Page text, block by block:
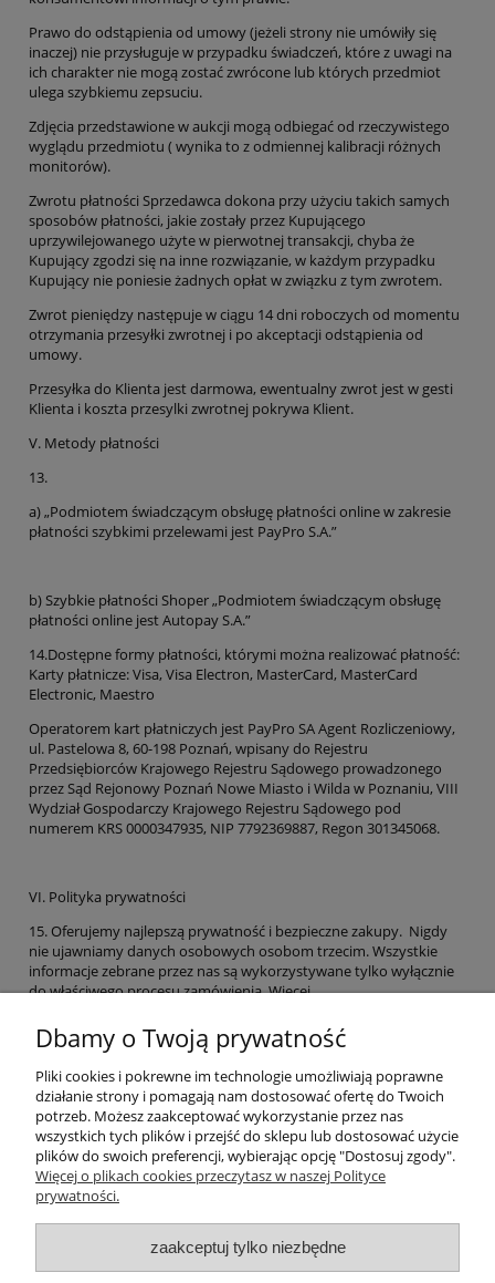
Prawo do odstąpienia od umowy (jeżeli strony nie umówiły się
inaczej) nie przysługuje w przypadku świadczeń, które z uwagi na
ich charakter nie mogą zostać zwrócone lub których przedmiot
ulega szybkiemu zepsuciu.
Zdjęcia przedstawione w aukcji mogą odbiegać od rzeczywistego
wyglądu przedmiotu ( wynika to z odmiennej kalibracji różnych
monitorów).
Zwrotu płatności Sprzedawca dokona przy użyciu takich samych
sposobów płatności, jakie zostały przez Kupującego
uprzywilejowanego użyte w pierwotnej transakcji, chyba że
Kupujący zgodzi się na inne rozwiązanie, w każdym przypadku
Kupujący nie poniesie żadnych opłat w związku z tym zwrotem.
Zwrot pieniędzy następuje w ciągu 14 dni roboczych od momentu
otrzymania przesyłki zwrotnej i po akceptacji odstąpienia od
umowy.
Przesyłka do Klienta jest darmowa, ewentualny zwrot jest w gesti
Klienta i koszta przesylki zwrotnej pokrywa Klient.
V. Metody płatności
13.
a) „Podmiotem świadczącym obsługę płatności online w zakresie
płatności szybkimi przelewami jest PayPro S.A.”
b) Szybkie płatności Shoper „Podmiotem świadczącym obsługę
płatności online jest Autopay S.A.”
14.Dostępne formy płatności, którymi można realizować płatność:
Karty płatnicze: Visa, Visa Electron, MasterCard, MasterCard
Electronic, Maestro
Operatorem kart płatniczych jest PayPro SA Agent Rozliczeniowy,
ul. Pastelowa 8, 60-198 Poznań, wpisany do Rejestru
Przedsiębiorców Krajowego Rejestru Sądowego prowadzonego
przez Sąd Rejonowy Poznań Nowe Miasto i Wilda w Poznaniu, VIII
Wydział Gospodarczy Krajowego Rejestru Sądowego pod
numerem KRS 0000347935, NIP 7792369887, Regon 301345068.
VI. Polityka prywatności
15. Oferujemy najlepszą prywatność i bezpieczne zakupy. Nigdy
nie ujawniamy danych osobowych osobom trzecim. Wszystkie
informacje zebrane przez nas są wykorzystywane tylko wyłącznie
do właściwego procesu zamówienia. Więcej
Pomoc
Moje konto
Płatności i dostawa
Dbamy o Twoją prywatność
Pliki cookies i pokrewne im technologie umożliwiają poprawne
działanie strony i pomagają nam dostosować ofertę do Twoich
potrzeb. Możesz zaakceptować wykorzystanie przez nas
wszystkich tych plików i przejść do sklepu lub dostosować użycie
plików do swoich preferencji, wybierając opcję "Dostosuj zgody".
Więcej o plikach cookies przeczytasz w naszej Polityce
prywatności.
zaakceptuj tylko niezbędne